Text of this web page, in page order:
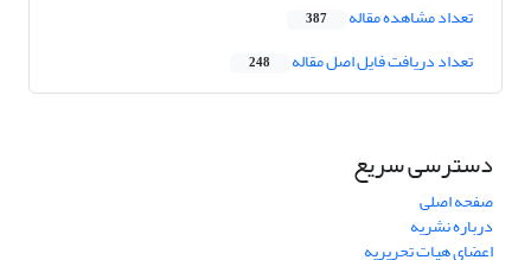
تعداد مشاهده مقاله 387
تعداد دریافت فایل اصل مقاله 248
دسترسی سریع
صفحه اصلی
درباره نشریه
اعضای هیات تحریریه